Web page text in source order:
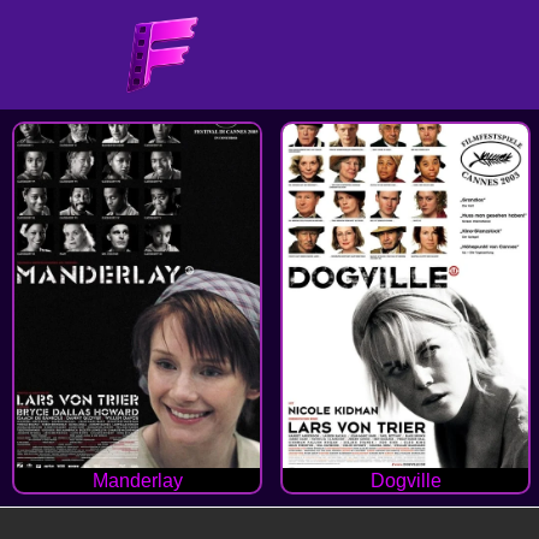
Manderlay Dogville